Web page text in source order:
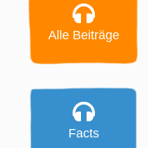
Alle Beiträge
Facts